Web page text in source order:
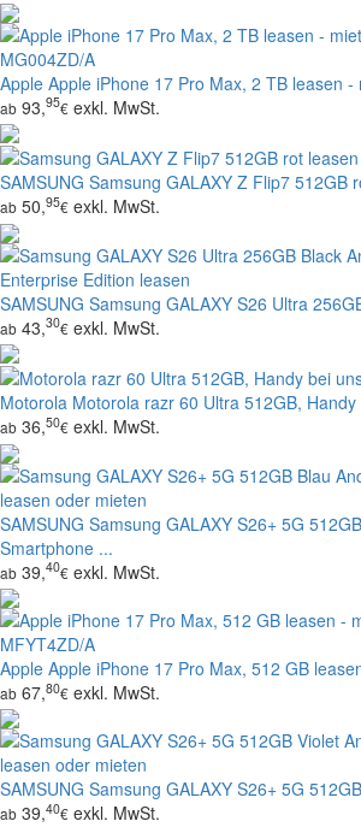
Apple Apple iPhone 17 Pro Max, 2 TB leasen -
ab 93,95€ exkl. MwSt.
SAMSUNG Samsung GALAXY Z Flip7 512GB
ab 50,95€ exkl. MwSt.
SAMSUNG Samsung GALAXY S26 Ultra
ab 43,30€ exkl. MwSt.
Motorola Motorola razr 60 Ultra 512GB,
ab 36,50€ exkl. MwSt.
SAMSUNG Samsung GALAXY S26+ 5G
Smartphone ...
ab 39,40€ exkl. MwSt.
Apple Apple iPhone 17 Pro Max, 512 GB
ab 67,80€ exkl. MwSt.
SAMSUNG Samsung GALAXY S26+ 5G
ab 39,40€ exkl. MwSt.